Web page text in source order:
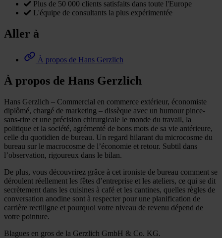
Plus de 50 000 clients satisfaits dans toute l'Europe
L'équipe de consultants la plus expérimentée
Aller à
À propos de Hans Gerzlich
À propos de Hans Gerzlich
Hans Gerzlich – Commercial en commerce extérieur, économiste
diplômé, chargé de marketing – dissèque avec un humour pince-
sans-rire et une précision chirurgicale le monde du travail, la
politique et la société, agrémenté de bons mots de sa vie antérieure,
celle du quotidien de bureau. Un regard hilarant du microcosme du
bureau sur le macrocosme de l’économie et retour. Subtil dans
l’observation, rigoureux dans le bilan.
De plus, vous découvrirez grâce à cet ironiste de bureau comment se
déroulent réellement les fêtes d’entreprise et les ateliers, ce qui se dit
secrètement dans les cuisines à café et les cantines, quelles règles de
conversation anodine sont à respecter pour une planification de
carrière rectiligne et pourquoi votre niveau de revenu dépend de
votre pointure.
Blagues en gros de la Gerzlich GmbH & Co. KG.